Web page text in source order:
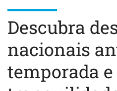
Descubra
nacionais
temporada